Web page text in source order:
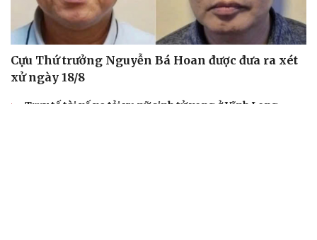
Cựu Thứ trưởng Nguyễn Bá Hoan được đưa ra xét
xử ngày 18/8
Truy tố tài xế xe tải vụ nữ sinh tử vong ở Vĩnh Long